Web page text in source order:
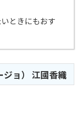
ときにもおす
ジョ） 江國香織